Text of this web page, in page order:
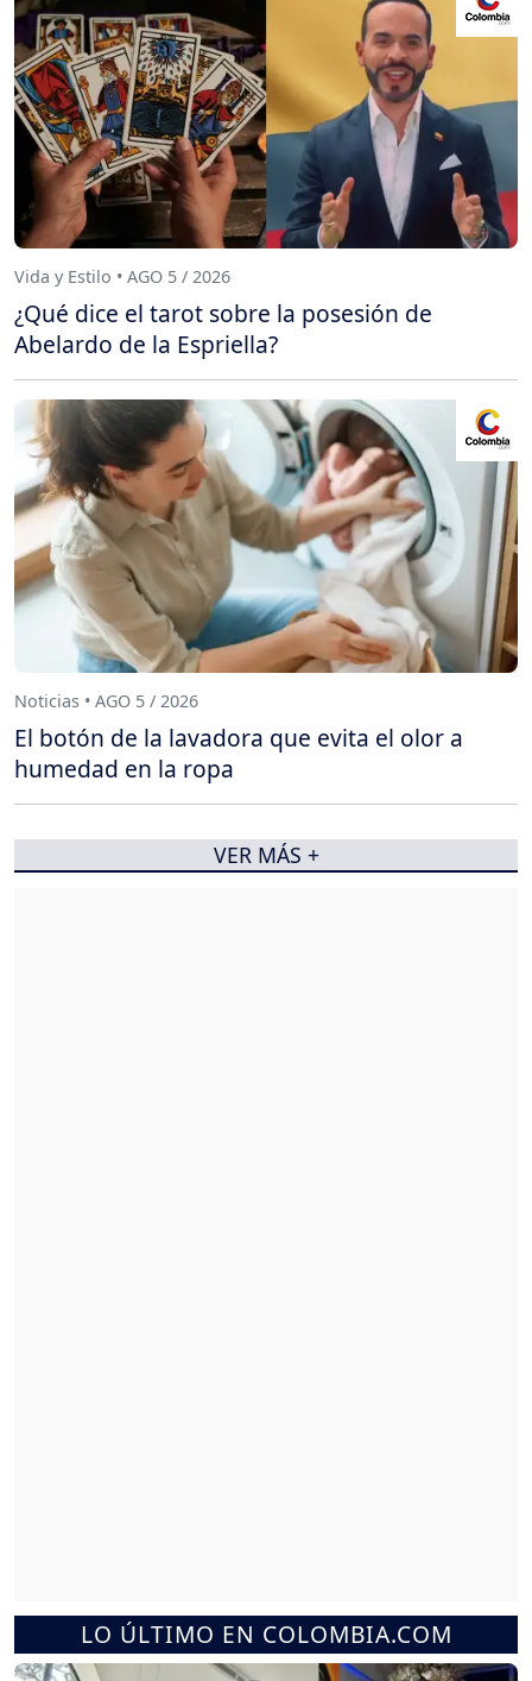
LO ÚLTIMO EN COLOMBIA.COM
Vida y Estilo • AGO 5 / 2026
¿Qué dice el tarot sobre la posesión de
Abelardo de la Espriella?
Noticias • AGO 5 / 2026
El botón de la lavadora que evita el olor a
humedad en la ropa
VER MÁS +